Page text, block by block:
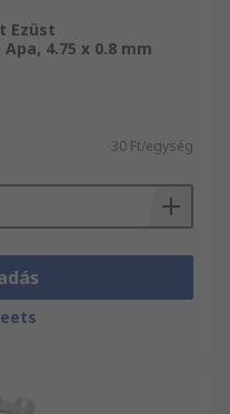
Ezüst
4.75 x 0.8 mm
30 Ft/egység